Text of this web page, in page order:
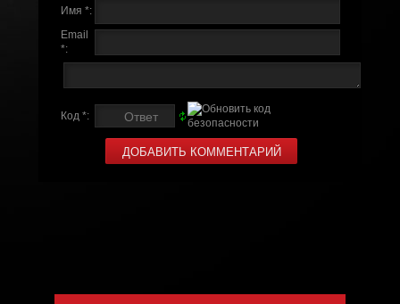
Имя *:
Email
*:
Код *: